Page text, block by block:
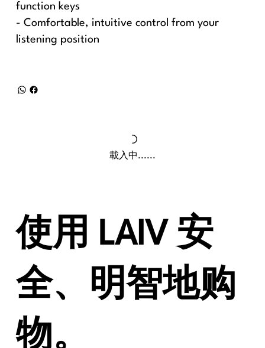
function keys
- Comfortable, intuitive control from your
listening position
載入中......
使用 LAIV 安
全、明智地购
物。